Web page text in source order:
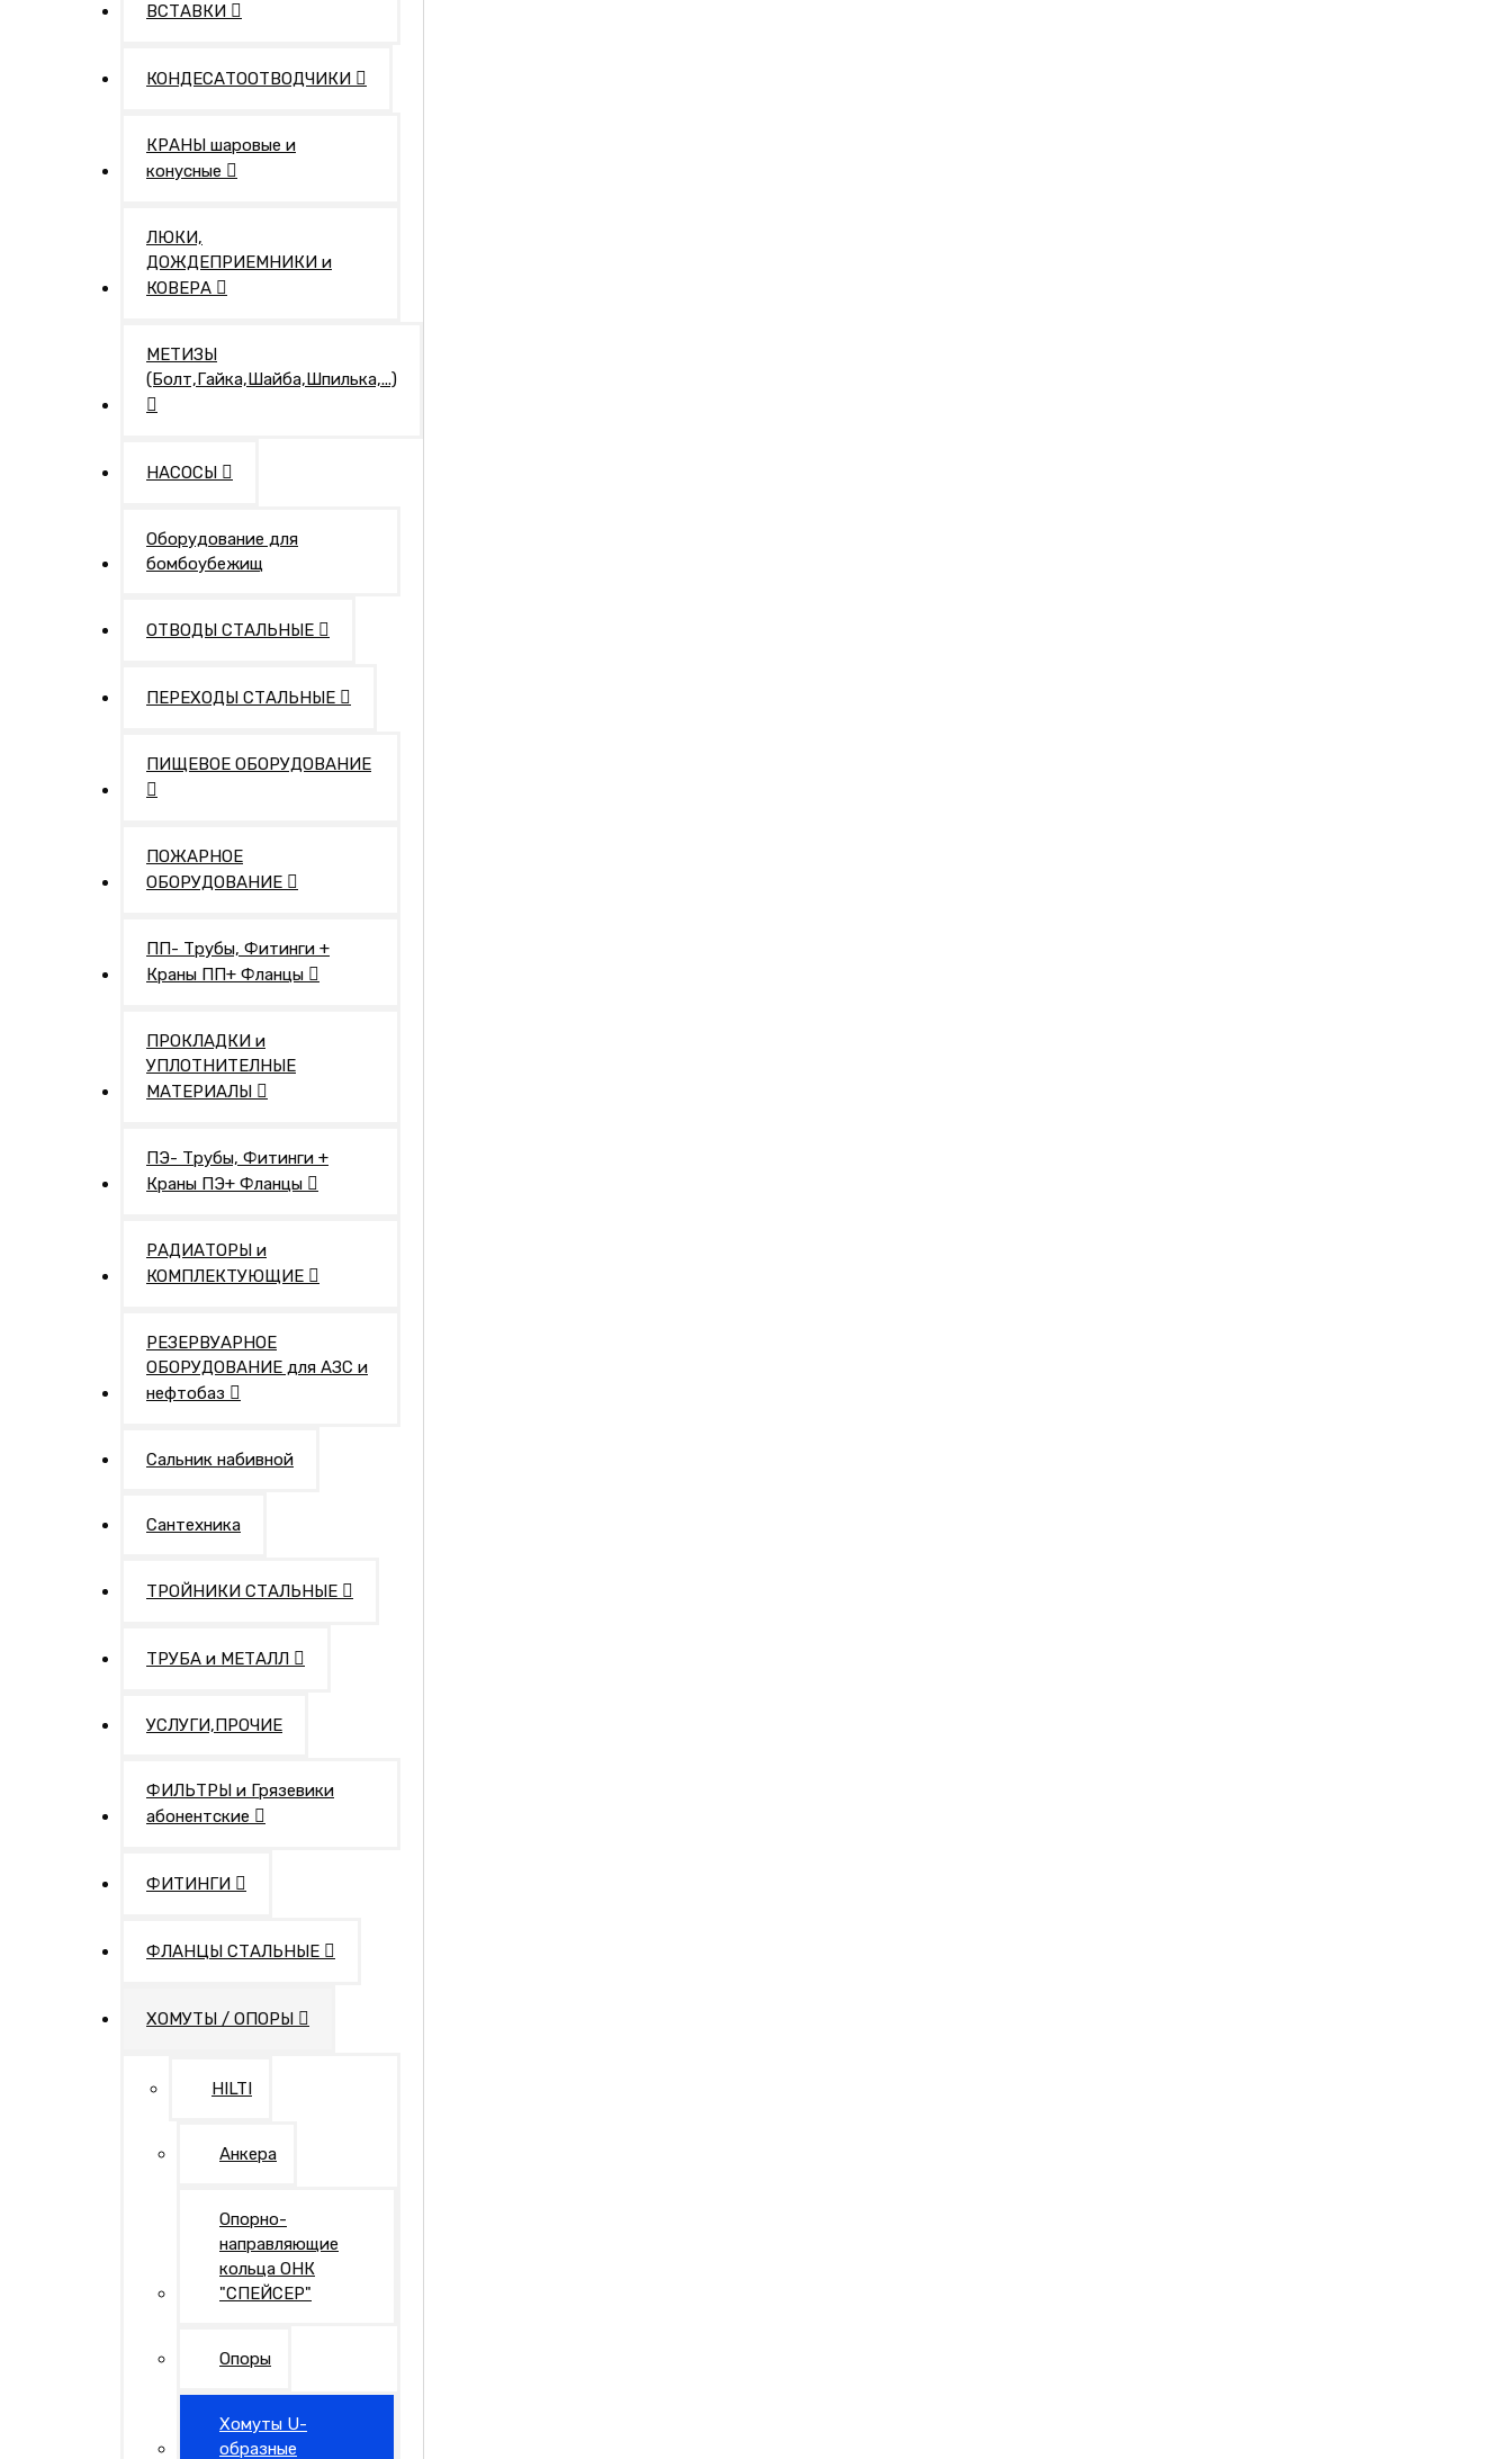
ВСТАВКИ
КОНДЕСАТООТВОДЧИКИ
КРАНЫ шаровые и
конусные
ЛЮКИ,
ДОЖДЕПРИЕМНИКИ и
КОВЕРА
МЕТИЗЫ
(Болт,Гайка,Шайба,Шпилька,...)
НАСОСЫ
Оборудование для
бомбоубежищ
ОТВОДЫ СТАЛЬНЫЕ
ПЕРЕХОДЫ СТАЛЬНЫЕ
ПИЩЕВОЕ ОБОРУДОВАНИЕ
ПОЖАРНОЕ
ОБОРУДОВАНИЕ
ПП- Трубы, Фитинги +
Краны ПП+ Фланцы
ПРОКЛАДКИ и
УПЛОТНИТЕЛНЫЕ
МАТЕРИАЛЫ
ПЭ- Трубы, Фитинги +
Краны ПЭ+ Фланцы
РАДИАТОРЫ и
КОМПЛЕКТУЮЩИЕ
РЕЗЕРВУАРНОЕ
ОБОРУДОВАНИЕ для АЗС и
нефтобаз
Сальник набивной
Сантехника
ТРОЙНИКИ СТАЛЬНЫЕ
ТРУБА и МЕТАЛЛ
УСЛУГИ,ПРОЧИЕ
ФИЛЬТРЫ и Грязевики
абонентские
ФИТИНГИ
ФЛАНЦЫ СТАЛЬНЫЕ
ХОМУТЫ / ОПОРЫ
HILTI
Анкера
Опорно-
направляющие
кольца ОНК
"СПЕЙСЕР"
Опоры
Хомуты U-
образные